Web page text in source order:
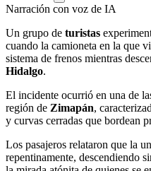
Narración con voz de IA
Un grupo de turistas
cuando la camioneta en la que
sistema de frenos mientras
Hidalgo.
El incidente ocurrió en una de
región de Zimapán,
y curvas cerradas que bordean
Los pasajeros relataron que la
repentinamente, descendiendo